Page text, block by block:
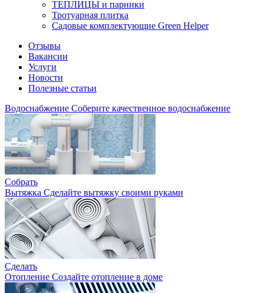
ТЕПЛИЦЫ и парники
Тротуарная плитка
Садовые комплектующие Green Helper
Отзывы
Вакансии
Услуги
Новости
Полезные статьи
Водоснабжение Соберите качественное водоснабжение
Собрать
Вытяжка Сделайте вытяжку своими руками
Сделать
Отопление Создайте отопление в доме